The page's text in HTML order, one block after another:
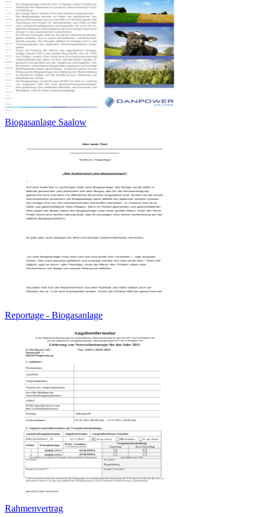
Biogasanlage Saalow
Reportage - Biogasanlage
Rahmenvertrag